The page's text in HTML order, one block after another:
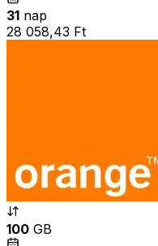
31 nap
28 058,43 Ft
100 GB